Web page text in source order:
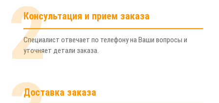
2
Консультация и прием заказа
Специалист отвечает по телефону на Ваши вопросы и
уточняет детали заказа.
Доставка заказа